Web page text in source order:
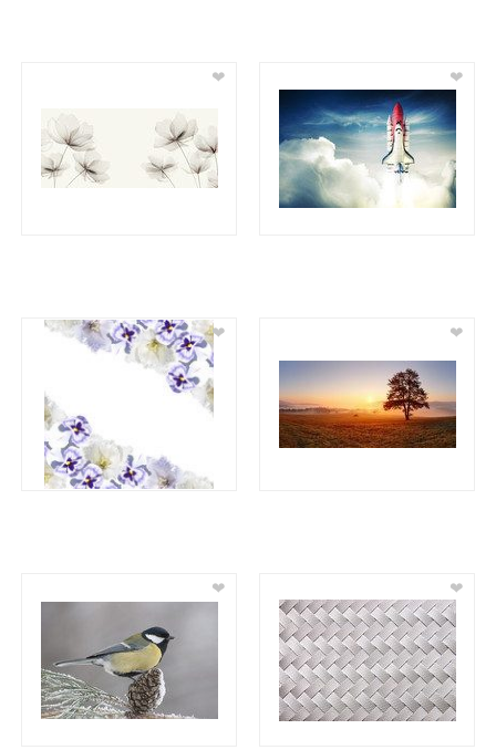
❤ ❤
❤ ❤
❤ ❤